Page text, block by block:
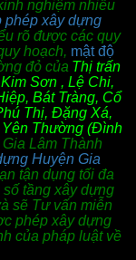
nghiệm nhiều
phép xây dựng
rõ được các quy
hoạch, mật độ
đỏ của Thị trấn
Sơn , Lệ Chi,
Bát Tràng, Cổ
Thị, Đặng Xá,
Thường (Đình
Lâm Thành
Huyện Gia
tận dụng tối đa
tầng xây dựng
sẽ Tư vấn miễn
phép xây dựng
của pháp luật về